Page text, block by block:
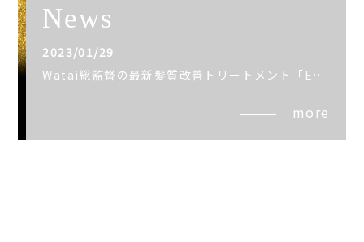
News
2023/01/29
Watai総監督の最新髪質改善トリートメント「Enn」がリリースされました
more